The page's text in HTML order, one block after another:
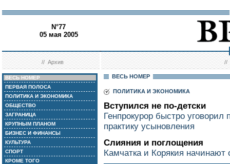
N°77
05 мая 2005
//Архив //
ВЕСЬ НОМЕР
ПЕРВАЯ ПОЛОСА
ПОЛИТИКА И ЭКОНОМИКА
ОБЩЕСТВО
ЗАГРАНИЦА
КРУПНЫМ ПЛАНОМ
БИЗНЕС И ФИНАНСЫ
КУЛЬТУРА
СПОРТ
КРОМЕ ТОГО
ВЕСЬ НОМЕР
ПОЛИТИКА И ЭКОНОМИКА
Вступился не по-детски
Генпрокурор быстро уговорил
практику усыновления
Слияния и поглощения
Камчатка и Корякия